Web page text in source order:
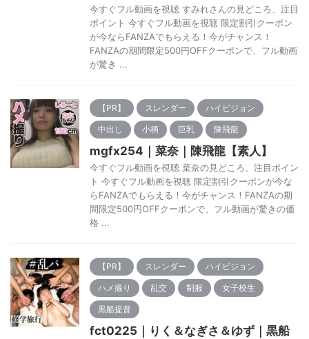
今すぐフル動画を視聴 すみれさんの見どころ、注目
ポイント 今すぐフル動画を視聴 限定割引クーポン
が今ならFANZAでもらえる！今がチャンス！
FANZAの期間限定500円OFFクーポンで、フル動画
が驚き ...
【PR】 スレンダー ハイビジョン
中出し 小柄 巨乳 陳飛龍
mgfx254｜菜奈｜陳飛龍【素人】
今すぐフル動画を視聴 菜奈の見どころ、注目ポイン
ト 今すぐフル動画を視聴 限定割引クーポンが今な
らFANZAでもらえる！今がチャンス！FANZAの期
間限定500円OFFクーポンで、フル動画が驚きの価
格 ...
【PR】 スレンダー ハイビジョン
ハメ撮り 乱交 制服 女子校生
黒船提督
fct0225｜りく＆なぎさ＆ゆず｜黒船